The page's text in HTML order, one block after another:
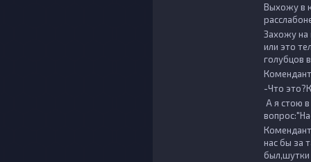
Выхожу в
Захожу на
или это
голубцов
-Что
А я стою
нас бы за
был,шутки